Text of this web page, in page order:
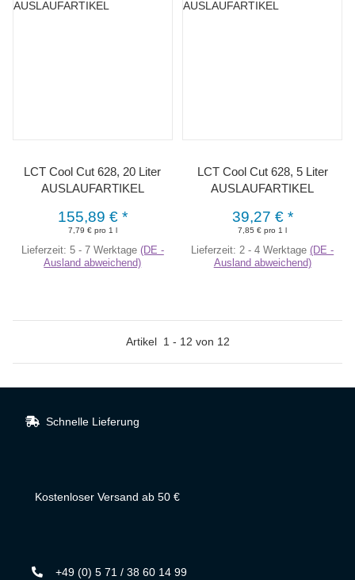
LCT Cool Cut 628, 20 Liter
AUSLAUFARTIKEL
155,89 € *
7,79 € pro 1 l
Lieferzeit: 5 - 7 Werktage (DE -
Ausland abweichend)
LCT Cool Cut 628, 5 Liter
AUSLAUFARTIKEL
39,27 € *
7,85 € pro 1 l
Lieferzeit:2 - 4 Werktage(DE -
Ausland abweichend)
Artikel 1 - 12 von 12
Schnelle Lieferung
Kostenloser Versand ab 50 €
+49 (0) 5 71 / 38 60 14 99